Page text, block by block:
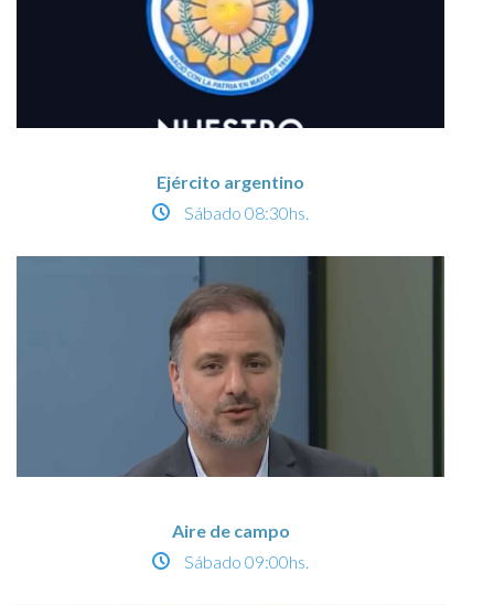
Ejército argentino
Sábado 08:30hs.
Aire de campo
Sábado 09:00hs.